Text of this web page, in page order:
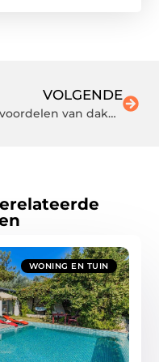
VOLGENDE
De voordelen van dakbedekking: waarom het belangrijk is voor jouw woning
WONING EN TUIN